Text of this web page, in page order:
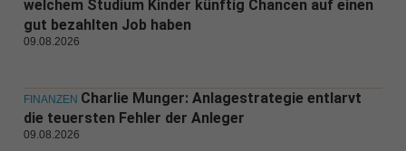
welchem Studium Kinder künftig Chancen auf einen
gut bezahlten Job haben
09.08.2026
FINANZEN Charlie Munger: Anlagestrategie entlarvt
die teuersten Fehler der Anleger
09.08.2026